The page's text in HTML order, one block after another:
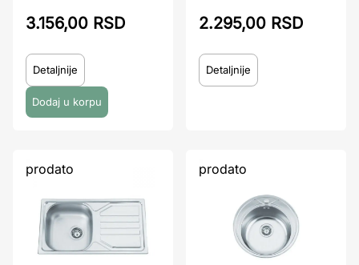
3.156,00 RSD
Detaljnije
2.295,00 RSD
Detaljnije
prodato prodato